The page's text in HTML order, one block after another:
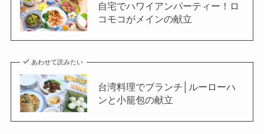
自宅でハワイアンパーティー！ロ
コモコがメインの献立
あわせて読みたい
台湾料理でブランチ│ルーローハ
ンと小籠包の献立